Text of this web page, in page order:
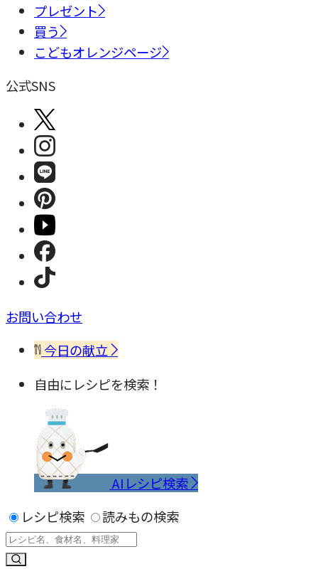
プレゼント
買う
こどもオレンジページ
公式SNS
お問い合わせ
今日の献立
自由にレシピを検索！
AIレシピ検索
レシピ検索
読みもの検索